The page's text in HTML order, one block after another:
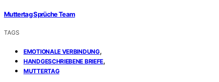
Muttertag Sprüche Team
TAGS
EMOTIONALE VERBINDUNG,
HANDGESCHRIEBENE BRIEFE,
MUTTERTAG